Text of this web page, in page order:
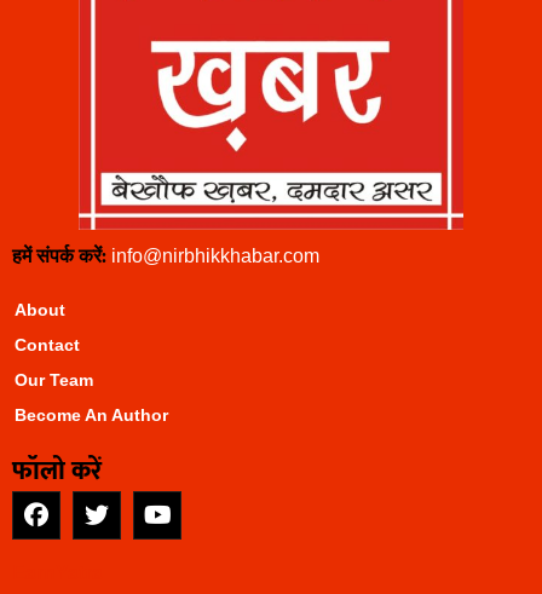
हमें संपर्क करें: info@nirbhikkhabar.com
About
Contact
Our Team
Become An Author
फॉलो करें